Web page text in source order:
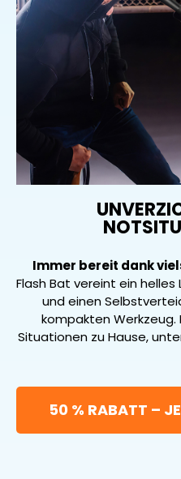
Immer bereit dank
Flash Bat vereint ein helles
und einen
kompakten
Situationen zu Hause,
50 % RABATT –